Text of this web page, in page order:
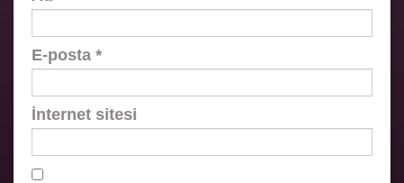
E-posta *
İnternet sitesi